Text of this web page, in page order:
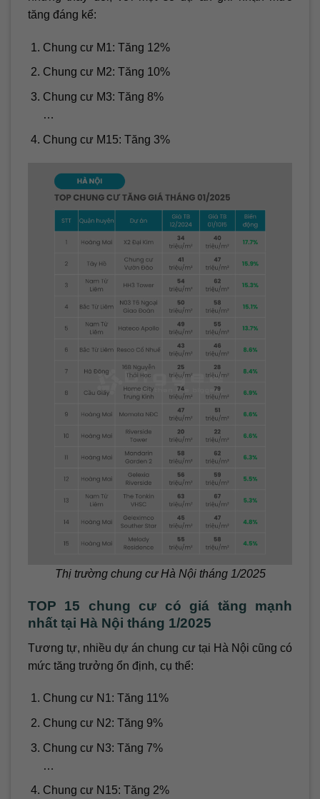
tăng đáng kể:
Chung cư M1: Tăng 12%
Chung cư M2: Tăng 10%
Chung cư M3: Tăng 8%
…
Chung cư M15: Tăng 3%
Thị trường chung cư Hà Nội tháng 1/2025
TOP 15 chung cư có giá tăng mạnh
nhất tại Hà Nội tháng 1/2025
Tương tự, nhiều dự án chung cư tại Hà Nội cũng có
mức tăng trưởng ổn định, cụ thể:
Chung cư N1: Tăng 11%
Chung cư N2: Tăng 9%
Chung cư N3: Tăng 7%
…
Chung cư N15: Tăng 2%